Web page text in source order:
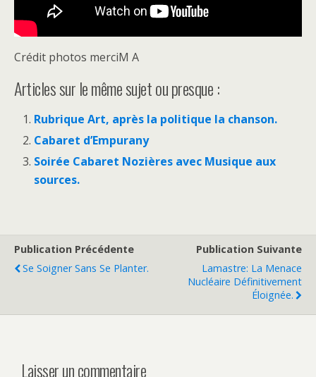
Crédit photos merciM A
Articles sur le même sujet ou presque :
Rubrique Art, après la politique la chanson.
Cabaret d’Empurany
Soirée Cabaret Nozières avec Musique aux
sources.
Publication Précédente
Se Soigner Sans Se Planter.
Publication Suivante
Lamastre: La Menace
Nucléaire Définitivement
Éloignée.
Laisser un commentaire